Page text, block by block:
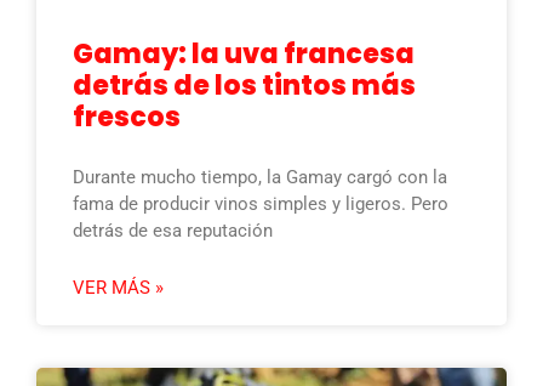
Gamay: la uva francesa
detrás de los tintos más
frescos
Durante mucho tiempo, la Gamay cargó con la
fama de producir vinos simples y ligeros. Pero
detrás de esa reputación
VER MÁS »